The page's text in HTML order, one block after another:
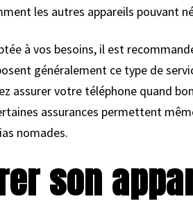
les autres appareils pouvant
à vos besoins, il est
généralement ce type de
assurer votre téléphone quand
assurances permettent
nomades.
son